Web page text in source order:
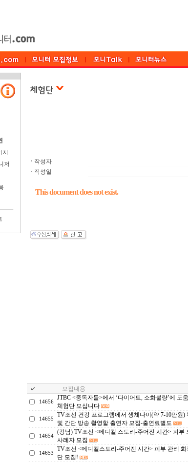
저
ㆍ 작성자
ㆍ 작성일
This document does not exist.
모집내용
14656
JTBC <중독자들>에서 ‘다이어트, 소화불량’에 도
체험단 모십니다
14655
TV조선 건강 프로그램에서 생체나이(약 7-10만원)
및 간단 방송 촬영할 출연자 모집-출연료별도
14654
(강남) TV조선 <메디컬 스토리-주어진 시간> 피부
사례자 모집
14653
TV조선 <메디컬스토리-주어진 시간> 피부 관리 화
단 모집!